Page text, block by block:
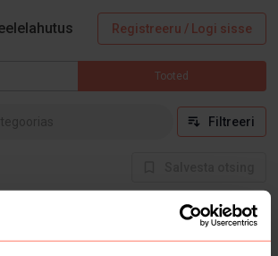
Registreeru / Logi sisse
Tooted
Filtreeri
kategoorias tooteid ei ole